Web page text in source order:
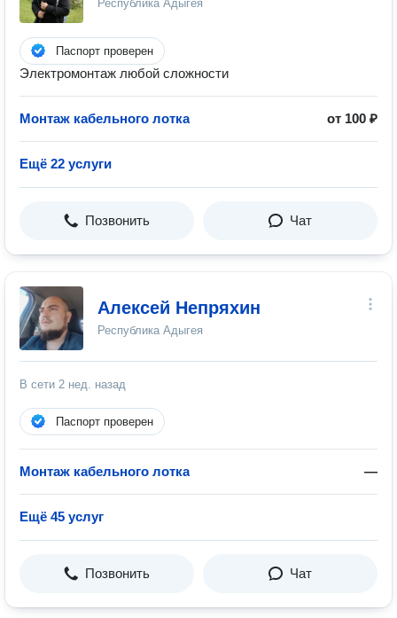
Республика Адыгея
Паспорт проверен
Электромонтаж любой сложности
Монтаж кабельного лотка от 100 ₽
Ещё 22 услуги
Позвонить Чат
Алексей Непряхин
Республика Адыгея
В сети 2 нед. назад
Паспорт проверен
Монтаж кабельного лотка —
Ещё 45 услуг
Позвонить Чат